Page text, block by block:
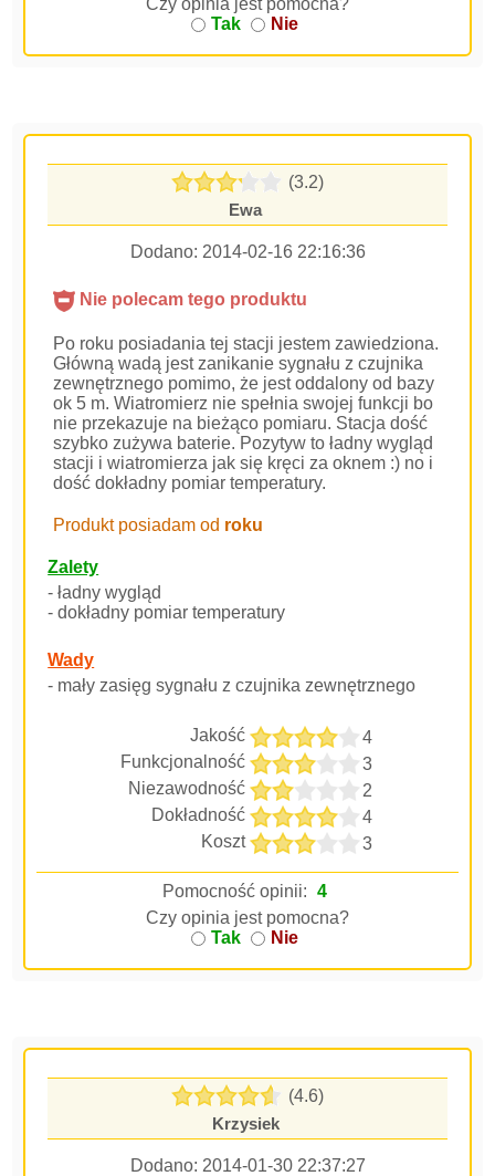
Czy opinia jest pomocna?
Tak
Nie
(3.2)
Ewa
Dodano: 2014-02-16 22:16:36
Nie polecam tego produktu
Po roku posiadania tej stacji jestem zawiedziona.
Główną wadą jest zanikanie sygnału z czujnika
zewnętrznego pomimo, że jest oddalony od bazy
ok 5 m. Wiatromierz nie spełnia swojej funkcji bo
nie przekazuje na bieżąco pomiaru. Stacja dość
szybko zużywa baterie. Pozytyw to ładny wygląd
stacji i wiatromierza jak się kręci za oknem :) no i
dość dokładny pomiar temperatury.
Produkt posiadam od roku
Zalety
- ładny wygląd
- dokładny pomiar temperatury
Wady
- mały zasięg sygnału z czujnika zewnętrznego
Jakość
4
Funkcjonalność
3
Niezawodność
2
Dokładność
4
Koszt
3
Pomocność opinii: 4
Czy opinia jest pomocna?
Tak
Nie
(4.6)
Krzysiek
Dodano: 2014-01-30 22:37:27